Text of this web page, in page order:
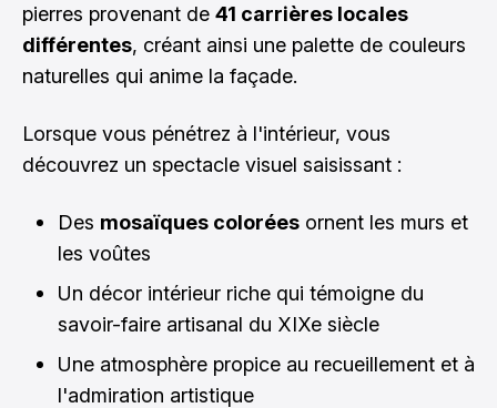
pierres provenant de 41 carrières locales
différentes, créant ainsi une palette de couleurs
naturelles qui anime la façade.
Lorsque vous pénétrez à l'intérieur, vous
découvrez un spectacle visuel saisissant :
Des mosaïques colorées ornent les murs et
les voûtes
Un décor intérieur riche qui témoigne du
savoir-faire artisanal du XIXe siècle
Une atmosphère propice au recueillement et à
l'admiration artistique